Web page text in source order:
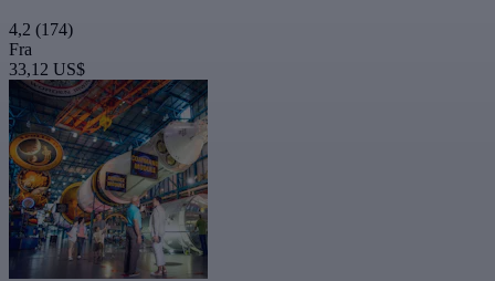
4,2 (174)
Fra
33,12 US$